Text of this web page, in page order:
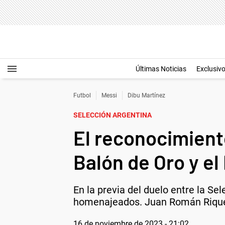
Últimas Noticias
Futbol Messi Dibu Martínez
SELECCIÓN ARGENTINA
El
Balón de Oro y
En la previa del duelo entre la
homenajeados. Juan Román